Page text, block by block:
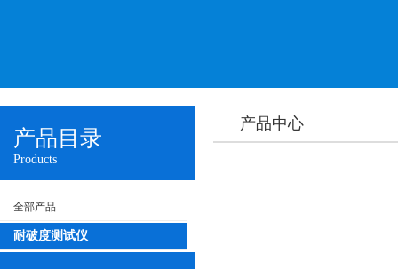
产品目录
Products
全部产品
耐破度测试仪
产品中心